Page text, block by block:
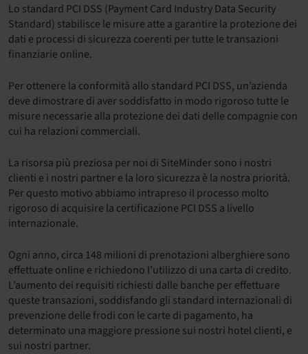
Lo standard PCI DSS (Payment Card Industry Data Security
Standard) stabilisce le misure atte a garantire la protezione dei
dati e processi di sicurezza coerenti per tutte le transazioni
finanziarie online.
Per ottenere la conformità allo standard PCI DSS, un’azienda
deve dimostrare di aver soddisfatto in modo rigoroso tutte le
misure necessarie alla protezione dei dati delle compagnie con
cui ha relazioni commerciali.
La risorsa più preziosa per noi di SiteMinder sono i nostri
clienti e i nostri partner e la loro sicurezza è la nostra priorità.
Per questo motivo abbiamo intrapreso il processo molto
rigoroso di acquisire la certificazione PCI DSS a livello
internazionale.
Ogni anno, circa 148 milioni di prenotazioni alberghiere sono
effettuate online e richiedono l’utilizzo di una carta di credito.
L’aumento dei requisiti richiesti dalle banche per effettuare
queste transazioni, soddisfando gli standard internazionali di
prevenzione delle frodi con le carte di pagamento, ha
determinato una maggiore pressione sui nostri hotel clienti, e
sui nostri partner.